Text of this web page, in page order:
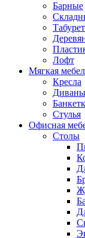
Барные
Лофт
Мягкая
Кресла
Диваны
Стулья
Офисная
Столы